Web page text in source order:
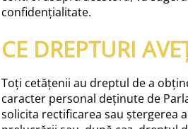
confidențialitate.
CE DREPTURI
Toți cetățenii au dreptul de a
caracter personal deținute de
solicita rectificarea sau ștergerea